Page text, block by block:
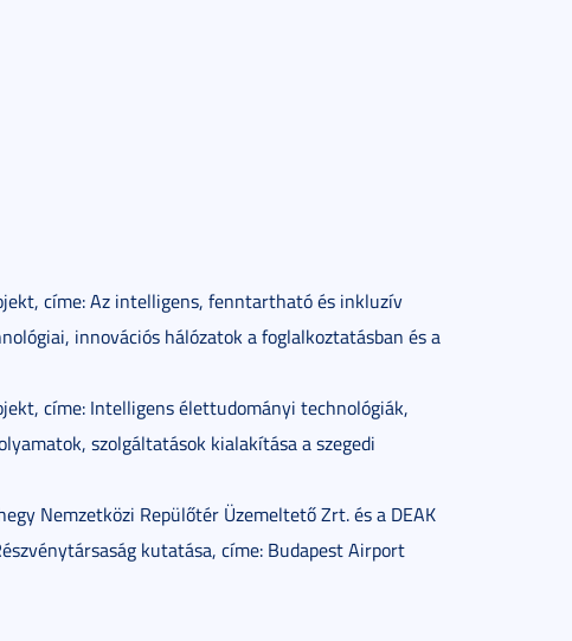
címe: Az intelligens, fenntartható és inkluzív
innovációs hálózatok a foglalkoztatásban és a
címe: Intelligens élettudományi technológiák,
szolgáltatások kialakítása a szegedi
Nemzetközi Repülőtér Üzemeltető Zrt. és a DEAK
kutatása, címe: Budapest Airport